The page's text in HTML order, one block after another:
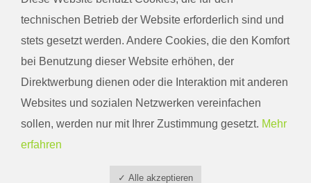
Kontakt
Telefon
+49 2171 30984
Hofladen
+49 2171 9137567
E-Mail
technischen Betrieb der Website erforderlich sind und
stets gesetzt werden. Andere Cookies, die den Komfort
bei Benutzung dieser Website erhöhen, der
Direktwerbung dienen oder die Interaktion mit anderen
Websites und sozialen Netzwerken vereinfachen
sollen, werden nur mit Ihrer Zustimmung gesetzt. Mehr
erfahren
✓ Alle akzeptieren